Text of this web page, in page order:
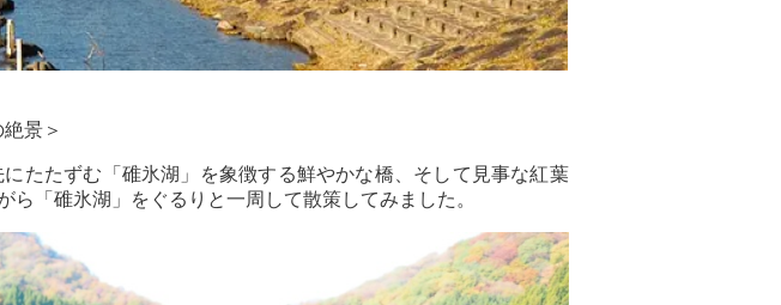
景＞
たたずむ「碓氷湖」を象徴する鮮やかな橋、そして見事な紅葉
「碓氷湖」をぐるりと一周して散策してみました。